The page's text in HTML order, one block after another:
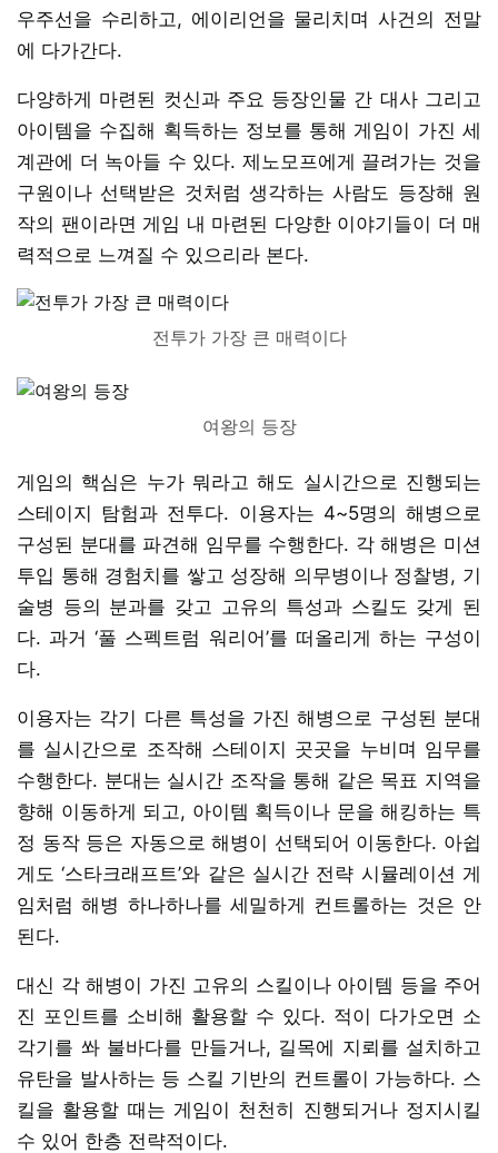
우주선을 수리하고, 에이리언을 물리치며 사건의 전말
에 다가간다.
다양하게 마련된 컷신과 주요 등장인물 간 대사 그리고
아이템을 수집해 획득하는 정보를 통해 게임이 가진 세
계관에 더 녹아들 수 있다. 제노모프에게 끌려가는 것을
구원이나 선택받은 것처럼 생각하는 사람도 등장해 원
작의 팬이라면 게임 내 마련된 다양한 이야기들이 더 매
력적으로 느껴질 수 있으리라 본다.
전투가 가장 큰 매력이다
여왕의 등장
게임의 핵심은 누가 뭐라고 해도 실시간으로 진행되는
스테이지 탐험과 전투다. 이용자는 4~5명의 해병으로
구성된 분대를 파견해 임무를 수행한다. 각 해병은 미션
투입 통해 경험치를 쌓고 성장해 의무병이나 정찰병, 기
술병 등의 분과를 갖고 고유의 특성과 스킬도 갖게 된
다. 과거 ‘풀 스펙트럼 워리어’를 떠올리게 하는 구성이
다.
이용자는 각기 다른 특성을 가진 해병으로 구성된 분대
를 실시간으로 조작해 스테이지 곳곳을 누비며 임무를
수행한다. 분대는 실시간 조작을 통해 같은 목표 지역을
향해 이동하게 되고, 아이템 획득이나 문을 해킹하는 특
정 동작 등은 자동으로 해병이 선택되어 이동한다. 아쉽
게도 ‘스타크래프트’와 같은 실시간 전략 시뮬레이션 게
임처럼 해병 하나하나를 세밀하게 컨트롤하는 것은 안
된다.
대신 각 해병이 가진 고유의 스킬이나 아이템 등을 주어
진 포인트를 소비해 활용할 수 있다. 적이 다가오면 소
각기를 쏴 불바다를 만들거나, 길목에 지뢰를 설치하고
유탄을 발사하는 등 스킬 기반의 컨트롤이 가능하다. 스
킬을 활용할 때는 게임이 천천히 진행되거나 정지시킬
수 있어 한층 전략적이다.